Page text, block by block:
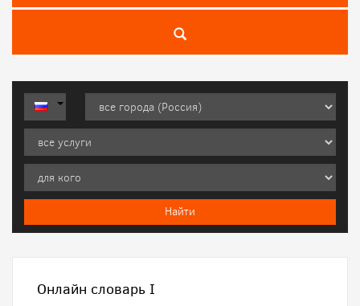
Онлайн словарь I